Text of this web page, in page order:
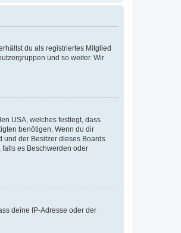
du als registriertes Mitglied
und so weiter. Wir
USA, welches festlegt, dass
benötigen. Wenn du dir
und der Besitzer dieses Boards
es Beschwerden oder
deine IP-Adresse oder der